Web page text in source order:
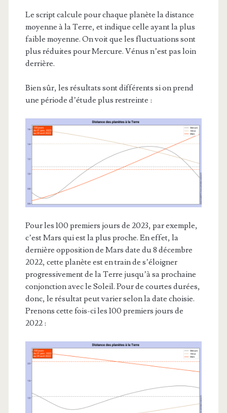
Le script calcule pour chaque planète la distance
moyenne à la Terre, et indique celle ayant la plus
faible moyenne. On voit que les fluctuations sont
plus réduites pour Mercure. Vénus n’est pas loin
derrière.
Bien sûr, les résultats sont différents si on prend
une période d’étude plus restreinte :
Pour les 100 premiers jours de 2023, par exemple,
c’est Mars qui est la plus proche. En effet, la
dernière opposition de Mars date du 8 décembre
2022, cette planète est en train de s’éloigner
progressivement de la Terre jusqu’à sa prochaine
conjonction avec le Soleil. Pour de courtes durées,
donc, le résultat peut varier selon la date choisie.
Prenons cette fois-ci les 100 premiers jours de
2022 :